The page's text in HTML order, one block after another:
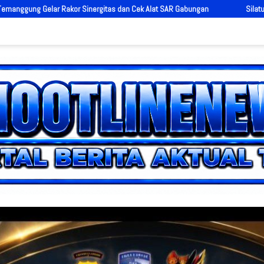
Alat SAR Gabungan Silaturahmi ke Kejari, Polres Kendal Perkuat